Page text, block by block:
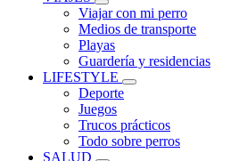
Viajar con mi perro
Medios de transporte
Playas
Guardería y residencias
LIFESTYLE
Deporte
Juegos
Trucos prácticos
Todo sobre perros
SALUD